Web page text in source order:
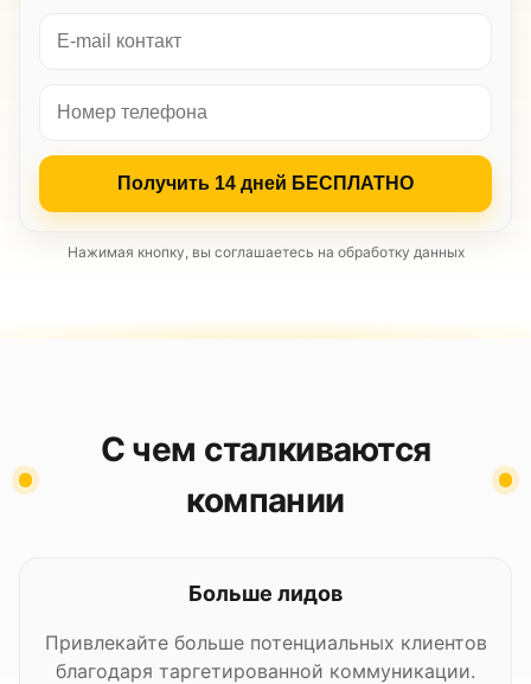
Получить 14 дней БЕСПЛАТНО
Нажимая кнопку, вы соглашаетесь на обработку данных
С чем сталкиваются
компании
Больше лидов
Привлекайте больше потенциальных клиентов
благодаря таргетированной коммуникации.